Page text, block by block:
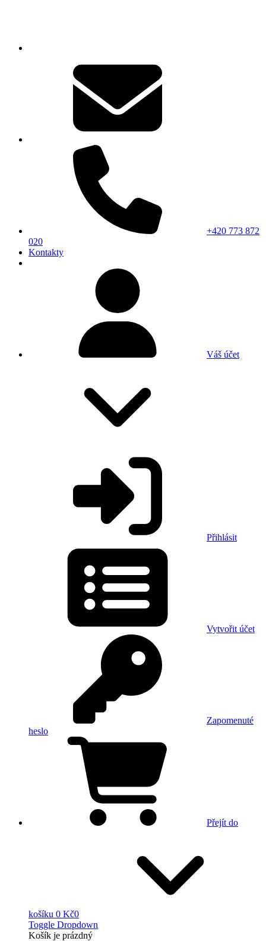
+420 773 872
020
Kontakty
Váš účet
Přihlásit
Vytvořit účet
Zapomenuté
heslo
Přejít do
košíku 0 Kč0
Toggle Dropdown
Košík je prázdný